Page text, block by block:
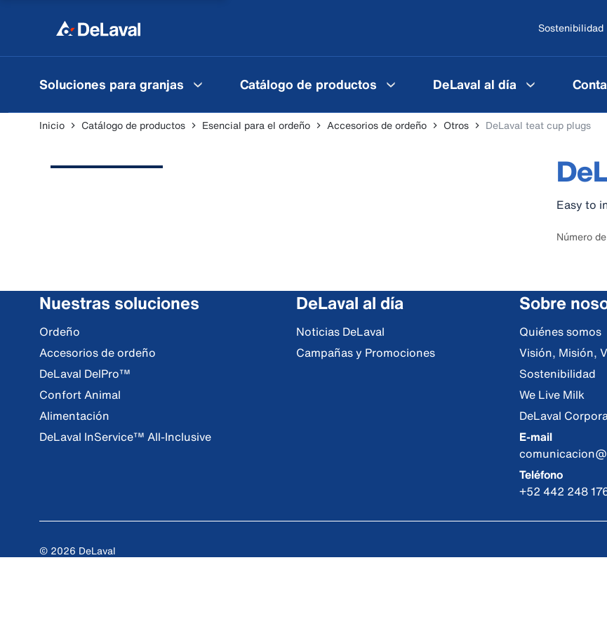
Sostenibilidad
Soluciones para granjas Catálogo de productos DeLaval al día
Inicio Catálogo de productos Esencial para el ordeño Accesorios de ordeño Otros DeLaval teat cup plugs
Easy to
Número
Nuestras soluciones
Ordeño
Accesorios de ordeño
DeLaval DelPro™
Confort Animal
Alimentación
DeLaval InService™ All-Inclusive
DeLaval al día
Noticias DeLaval
Campañas y Promociones
Sobre
Quiénes somos
Visión, Misión,
Sostenibilidad
We Live Milk
DeLaval
E-mail
Teléfono
+52 442 248
© 2026 DeLaval